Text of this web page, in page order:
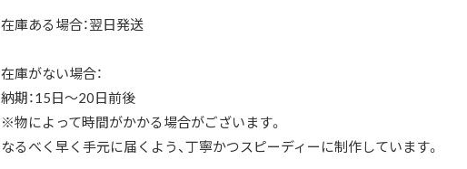
在庫ある場合：翌日発送
在庫がない場合：
納期：15日～20日前後
※物によって時間がかかる場合がございます。
なるべく早く手元に届くよう、丁寧かつスピーディーに制作しています。